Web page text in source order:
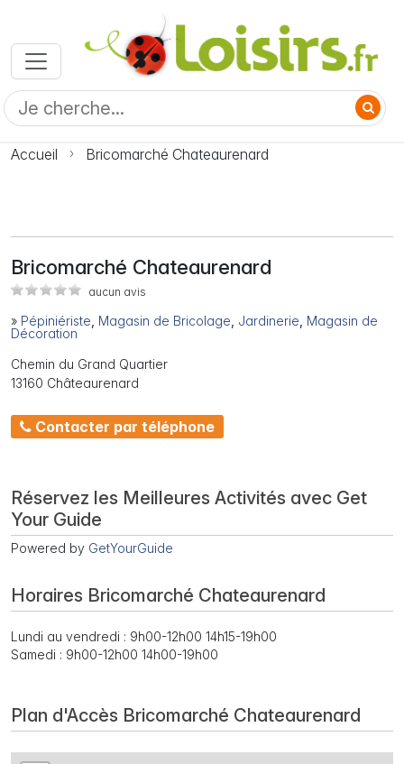
Accueil Bricomarché Chateaurenard
Bricomarché Chateaurenard
aucun avis
» Pépiniériste Magasin de Bricolage Jardinerie Magasin de
Décoration
Chemin du Grand Quartier
13160 Châteaurenard
Contacter par téléphone
Réservez les Meilleures Activités avec Get
Your Guide
Powered by GetYourGuide
Horaires Bricomarché Chateaurenard
Lundi au vendredi : 9h00-12h00 14h15-19h00
Samedi : 9h00-12h00 14h00-19h00
Plan d'Accès Bricomarché Chateaurenard